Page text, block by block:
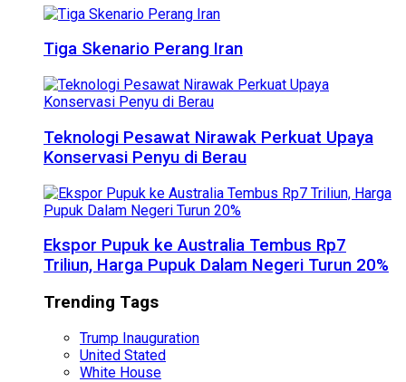
Tiga Skenario Perang Iran
Teknologi Pesawat Nirawak Perkuat Upaya
Konservasi Penyu di Berau
Ekspor Pupuk ke Australia Tembus Rp7
Triliun, Harga Pupuk Dalam Negeri Turun 20%
Trending Tags
Trump Inauguration
United Stated
White House